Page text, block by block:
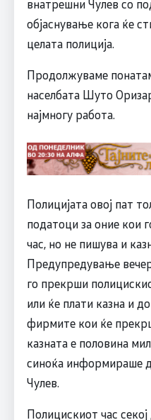
внатрешни Чулев со
објаснување кога ќе
целата полиција.
Продолжуваме
населбата Шуто
најмногу работа.
Полицијата овој пат
податоци за оние кои
час, но не пишува и
Предупредување
го прекрши
или ќе плати казна и
фирмите кои ќе
казната е половина
синоќа информираше
Чулев.
Полицискиот час